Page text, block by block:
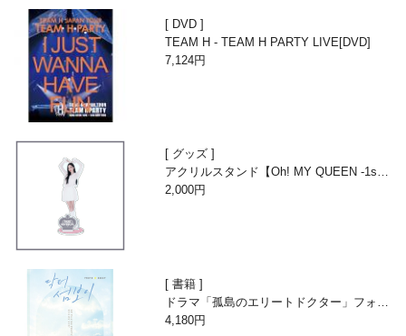
DVD
TEAM H - TEAM H PARTY LIVE[DVD]
7,124円
グッズ
アクリルスタンド【Oh! MY QUEEN -1st A
nniversary with Beans-】
2,000円
書籍
ドラマ「孤島のエリートドクター」フォト
エッセイ
4,180円